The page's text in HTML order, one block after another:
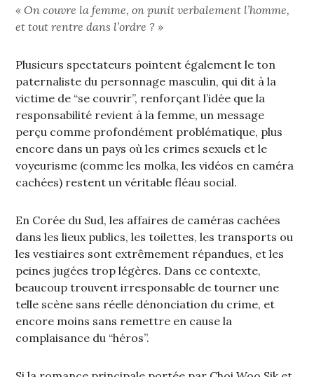
« On couvre la femme, on punit verbalement l’homme,
et tout rentre dans l’ordre ? »
Plusieurs spectateurs pointent également le ton
paternaliste du personnage masculin, qui dit à la
victime de “se couvrir”, renforçant l’idée que la
responsabilité revient à la femme, un message
perçu comme profondément problématique, plus
encore dans un pays où les crimes sexuels et le
voyeurisme (comme les molka, les vidéos en caméra
cachées) restent un véritable fléau social.
En Corée du Sud, les affaires de caméras cachées
dans les lieux publics, les toilettes, les transports ou
les vestiaires sont extrêmement répandues, et les
peines jugées trop légères. Dans ce contexte,
beaucoup trouvent irresponsable de tourner une
telle scène sans réelle dénonciation du crime, et
encore moins sans remettre en cause la
complaisance du “héros”.